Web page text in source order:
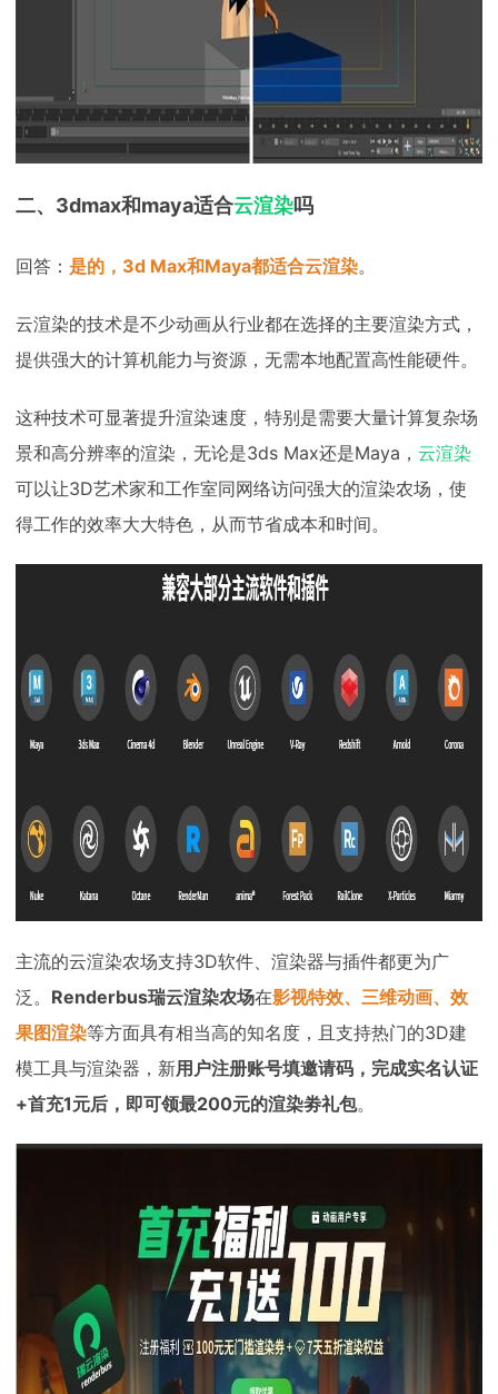
二、3dmax和maya适合云渲染吗
回答： 是的，3d Max和Maya都适合云渲染。
云渲染的技术是不少动画从行业都在选择的主要渲染方式，
提供强大的计算机能力与资源，无需本地配置高性能硬件。
这种技术可显著提升渲染速度，特别是需要大量计算复杂场
景和高分辨率的渲染，无论是3ds Max还是Maya， 云渲染
可以让3D艺术家和工作室同网络访问强大的渲染农场，使
得工作的效率大大特色，从而节省成本和时间。
主流的云渲染农场支持3D软件、渲染器与插件都更为广
泛。 Renderbus瑞云渲染农场在影视特效、三维动画、效
果图渲染等方面具有相当高的知名度，且支持热门的3D建
模工具与渲染器，新用户注册账号填邀请码，完成实名认证
+首充1元后，即可领最200元的渲染劵礼包。